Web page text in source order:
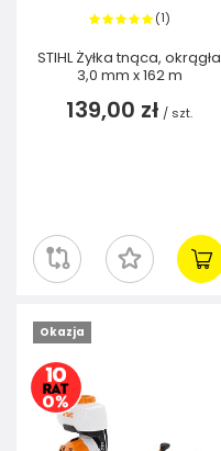
(1)
STIHL Żyłka tnąca, okrągła
3,0 mm x 162 m
139,00 zł / szt.
Okazja